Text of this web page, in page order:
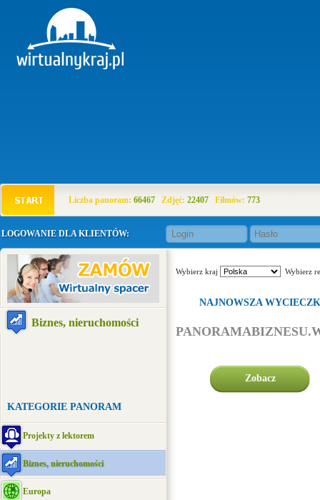
Liczba panoram: 66467 Zdjęć: 22407 Filmów: 773
LOGOWANIE DLA KLIENTÓW:
Biznes, nieruchomości
KATEGORIE PANORAM
Projekty z lektorem
Biznes, nieruchomości
Europa
Wybierz kraj Wybierz
NAJNOWSZA
Zobacz